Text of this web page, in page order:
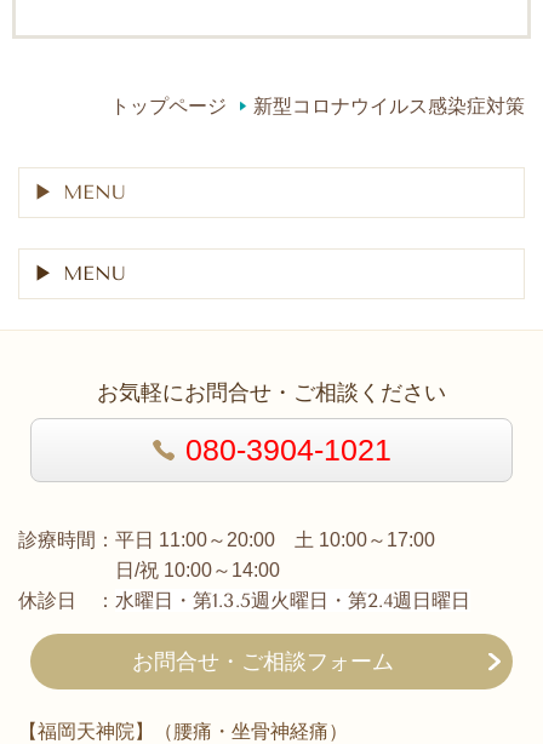
トップページ 新型コロナウイルス感染症対策
MENU
MENU
お気軽にお問合せ・ご相談ください
080-3904-1021
診療時間：平日 11:00～20:00 土 10:00～17:00
日/祝 10:00～14:00
休診日 ： 水曜日・第1.3.5週火曜日・第2.4週日曜日
お問合せ・ご相談フォーム
【福岡天神院】（腰痛・坐骨神経痛）